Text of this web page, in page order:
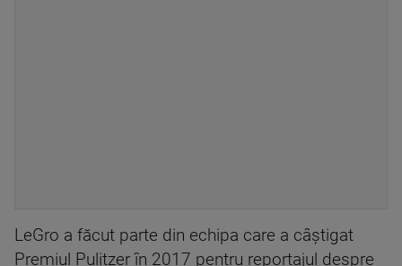
LeGro a făcut parte din echipa care a câștigat
Premiul Pulitzer în 2017 pentru reportajul despre